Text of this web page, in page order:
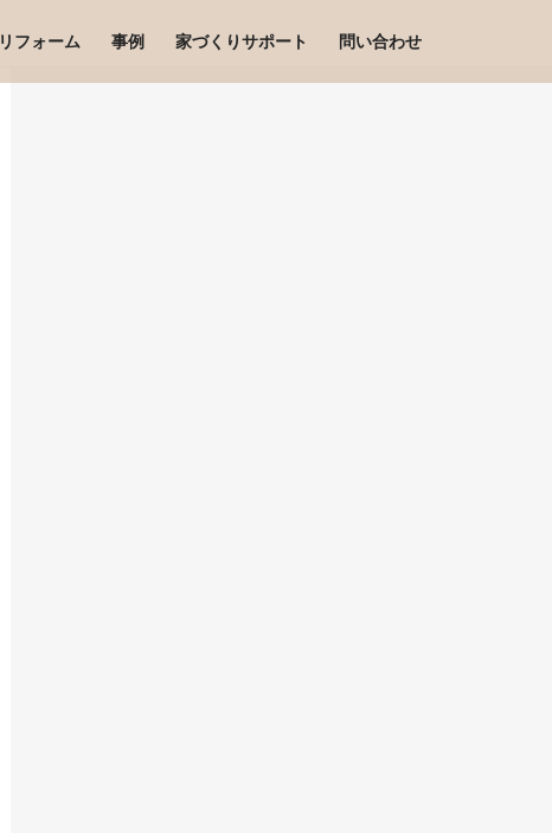
リフォーム 事例 家づくりサポート 問い合わせ